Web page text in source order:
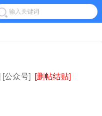
[公众号] [删帖结贴]